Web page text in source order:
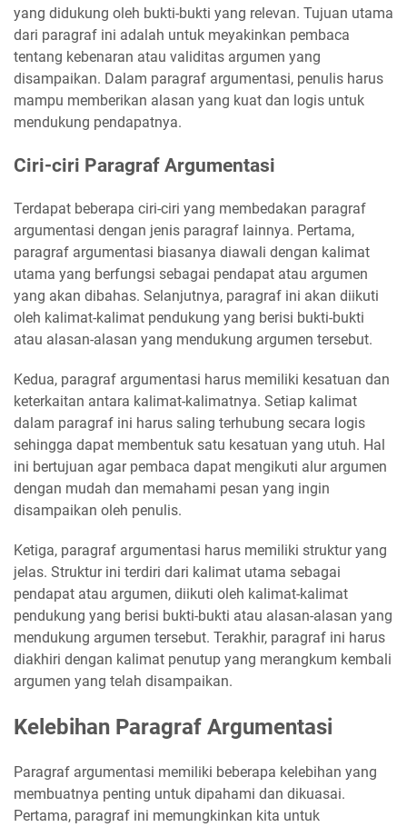
yang didukung oleh bukti-bukti yang relevan. Tujuan utama
dari paragraf ini adalah untuk meyakinkan pembaca
tentang kebenaran atau validitas argumen yang
disampaikan. Dalam paragraf argumentasi, penulis harus
mampu memberikan alasan yang kuat dan logis untuk
mendukung pendapatnya.
Ciri-ciri Paragraf Argumentasi
Terdapat beberapa ciri-ciri yang membedakan paragraf
argumentasi dengan jenis paragraf lainnya. Pertama,
paragraf argumentasi biasanya diawali dengan kalimat
utama yang berfungsi sebagai pendapat atau argumen
yang akan dibahas. Selanjutnya, paragraf ini akan diikuti
oleh kalimat-kalimat pendukung yang berisi bukti-bukti
atau alasan-alasan yang mendukung argumen tersebut.
Kedua, paragraf argumentasi harus memiliki kesatuan dan
keterkaitan antara kalimat-kalimatnya. Setiap kalimat
dalam paragraf ini harus saling terhubung secara logis
sehingga dapat membentuk satu kesatuan yang utuh. Hal
ini bertujuan agar pembaca dapat mengikuti alur argumen
dengan mudah dan memahami pesan yang ingin
disampaikan oleh penulis.
Ketiga, paragraf argumentasi harus memiliki struktur yang
jelas. Struktur ini terdiri dari kalimat utama sebagai
pendapat atau argumen, diikuti oleh kalimat-kalimat
pendukung yang berisi bukti-bukti atau alasan-alasan yang
mendukung argumen tersebut. Terakhir, paragraf ini harus
diakhiri dengan kalimat penutup yang merangkum kembali
argumen yang telah disampaikan.
Kelebihan Paragraf Argumentasi
Paragraf argumentasi memiliki beberapa kelebihan yang
membuatnya penting untuk dipahami dan dikuasai.
Pertama, paragraf ini memungkinkan kita untuk